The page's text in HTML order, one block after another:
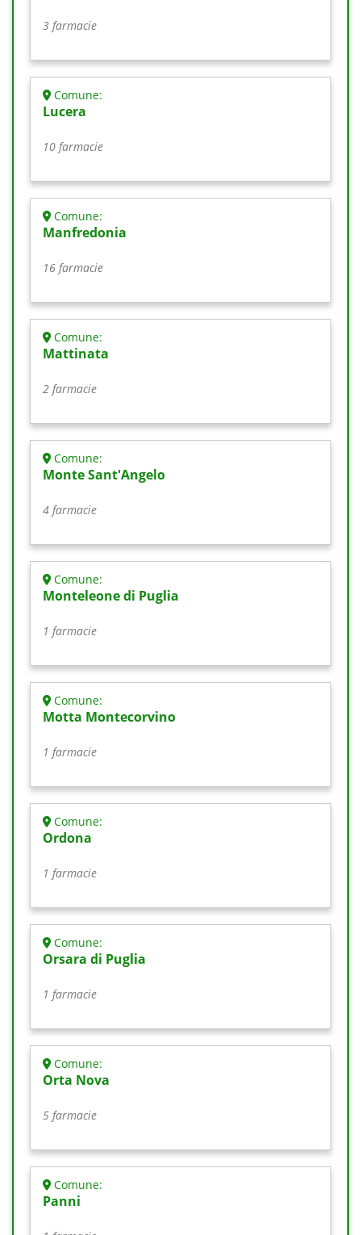
3 farmacie
Comune:
Lucera
10 farmacie
Comune:
Manfredonia
16 farmacie
Comune:
Mattinata
2 farmacie
Comune:
Monte Sant'Angelo
4 farmacie
Comune:
Monteleone di Puglia
1 farmacie
Comune:
Motta Montecorvino
1 farmacie
Comune:
Ordona
1 farmacie
Comune:
Orsara di Puglia
1 farmacie
Comune:
Orta Nova
5 farmacie
Comune:
Panni